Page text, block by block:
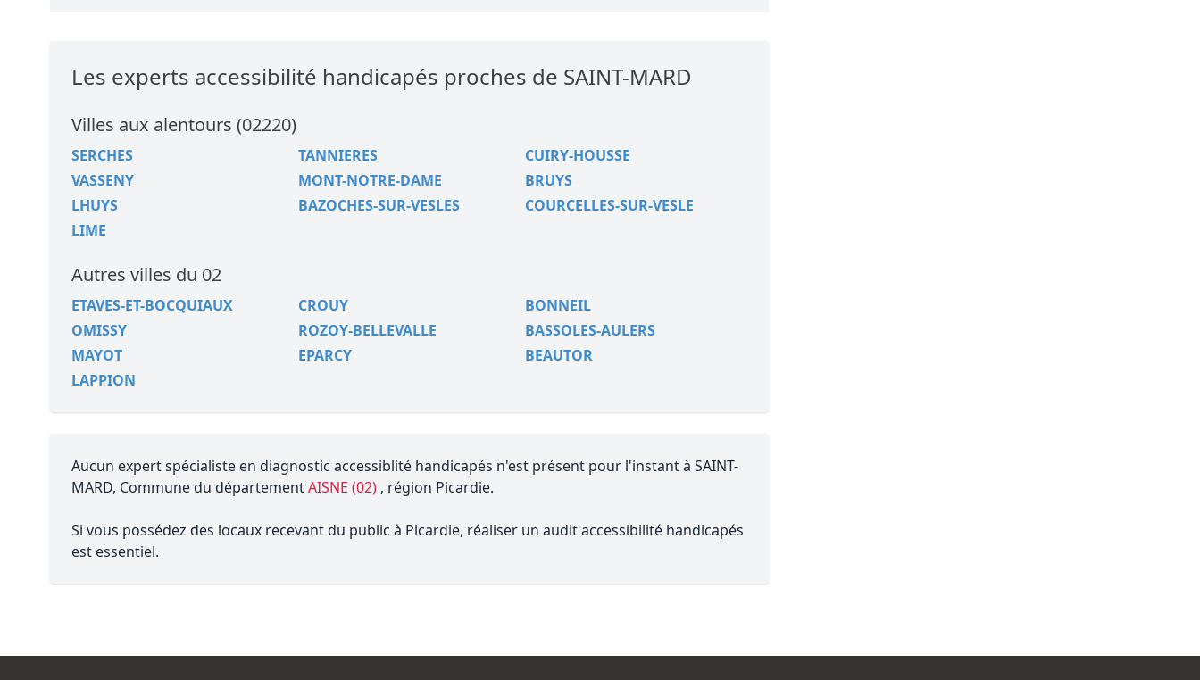
Les experts accessibilité handicapés proches de SAINT-MARD
Villes aux alentours (02220)
SERCHES TANNIERES
CUIRY-HOUSSE
VASSENY
MONT-NOTRE-DAME
BRUYS
LHUYS
BAZOCHES-SUR-VESLES
COURCELLES-SUR-VESLE
LIME
Autres villes du 02
ETAVES-ET-BOCQUIAUX CROUY
BONNEIL
OMISSY
ROZOY-BELLEVALLE
BASSOLES-AULERS
MAYOT
EPARCY
BEAUTOR
LAPPION
Aucun expert spécialiste en diagnostic accessiblité handicapés n'est présent pour l'instant à SAINT-
MARD, Commune du départementAISNE (02) , région Picardie.
Si vous possédez des locaux recevant du public à Picardie, réaliser un audit accessibilité handicapés
est essentiel.